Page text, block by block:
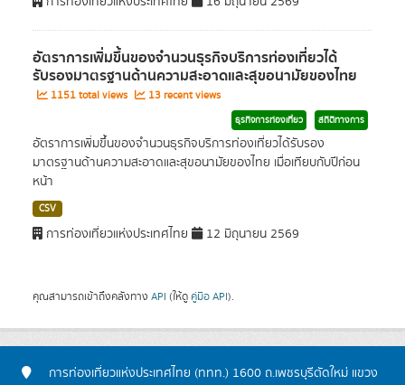
อัตราการเพิ่มขึ้นของจำนวนธุรกิจบริการท่องเที่ยวได้
รับรองมาตรฐานด้านความสะอาดและสุขอนามัยของไทย
1151 total views 13 recent views
ธุรกิจการท่องเที่ยว สถิติทางการ
อัตราการเพิ่มขึ้นของจำนวนธุรกิจบริการท่องเที่ยวได้รับรอง
มาตรฐานด้านความสะอาดและสุขอนามัยของไทย เมื่อเทียบกับปีก่อน
หน้า
CSV
การท่องเที่ยวแห่งประเทศไทย 12 มิถุนายน 2569
คุณสามารถเข้าถึงคลังทาง API (ให้ดู คู่มือ API).
การท่องเที่ยวแห่งประเทศไทย (ททท.) 1600 ถ.เพชรบุรีตัดใหม่ แขวง